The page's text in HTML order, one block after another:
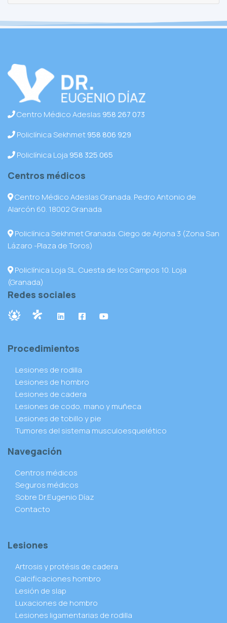
Centro Médico Adeslas 958 267 073
Policlínica Sekhmet958 806 929
Policlínica Loja 958 325 065
Centros médicos
Centro Médico Adeslas Granada. Pedro Antonio de
Alarcón 60. 18002 Granada
Policlínica Sekhmet Granada. Ciego de Arjona 3 (Zona San
Lázaro -Plaza de Toros)
Policlínica Loja SL. Cuesta de los Campos 10. Loja
(Granada)
Redes sociales
Procedimientos
Lesiones de rodilla
Lesiones de hombro
Lesiones de cadera
Lesiones de codo, mano y muñeca
Lesiones de tobillo y pie
Tumores del sistema musculoesquelético
Navegación
Centros médicos
Seguros médicos
Sobre Dr.Eugenio Díaz
Contacto
Lesiones
Artrosis y protésis de cadera
Calcificaciones hombro
Lesión de slap
Luxaciones de hombro
Lesiones ligamentarias de rodilla